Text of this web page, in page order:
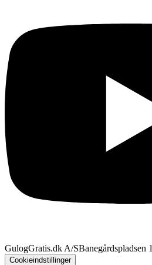
GulogGratis.dk A/SBanegårdspladsen 1
Cookieindstillinger